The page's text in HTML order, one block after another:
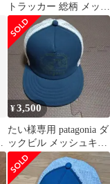
トラッカー 総柄 メッシ
ュキャップ
¥3,500
たい様専用 patagonia ダ
ックビル メッシュキャ
ップ パタゴニア